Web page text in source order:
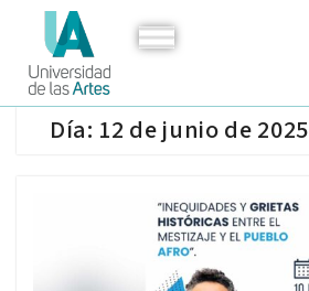
Día: 12 de junio de 2025